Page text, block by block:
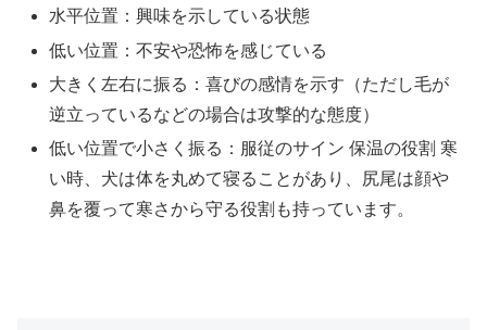
水平位置：興味を示している状態
低い位置：不安や恐怖を感じている
大きく左右に振る：喜びの感情を示す（ただし毛が
逆立っているなどの場合は攻撃的な態度）
低い位置で小さく振る：服従のサイン 保温の役割 寒
い時、犬は体を丸めて寝ることがあり、尻尾は顔や
鼻を覆って寒さから守る役割も持っています。